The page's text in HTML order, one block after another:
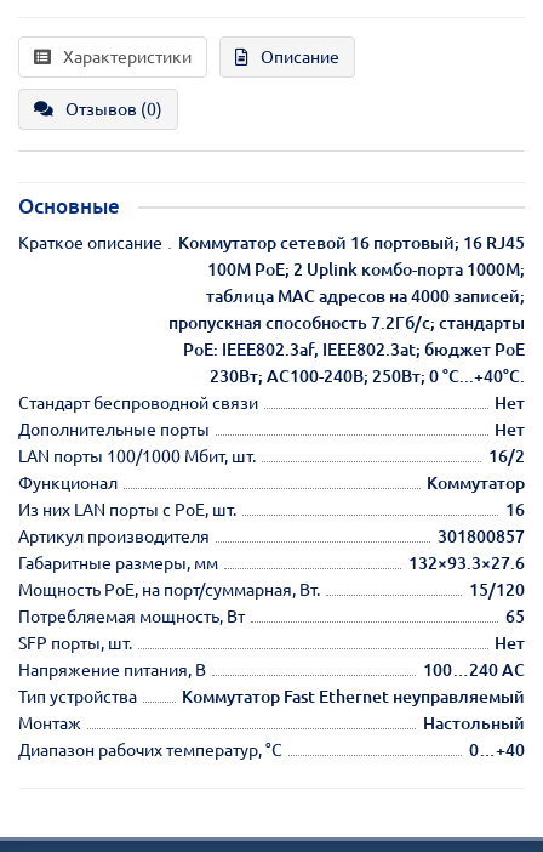
Характеристики Описание
Отзывов (0)
Основные
Краткое описание
Коммутатор сетевой 16 портовый; 16 RJ45
100M PoE; 2 Uplink комбо-порта 1000М;
таблица MAC адресов на 4000 записей;
пропускная способность 7.2Гб/с; стандарты
PoE: IEEE802.3af, IEEE802.3at; бюджет PoE
230Вт; AC100-240В; 250Вт; 0 °C...+40°C.
Стандарт беспроводной связи
Нет
Дополнительные порты
Нет
LAN порты 100/1000 Мбит, шт.
16/2
Функционал
Коммутатор
Из них LAN порты с PoE, шт.
16
Артикул производителя
301800857
Габаритные размеры, мм
132×93.3×27.6
Мощность РоЕ, на порт/суммарная, Вт.
15/120
Потребляемая мощность, Вт
65
SFP порты, шт.
Нет
Напряжение питания, В
100…240 AC
Тип устройства
Коммутатор Fast Ethernet неуправляемый
Монтаж
Настольный
Диапазон рабочих температур, °С
0…+40